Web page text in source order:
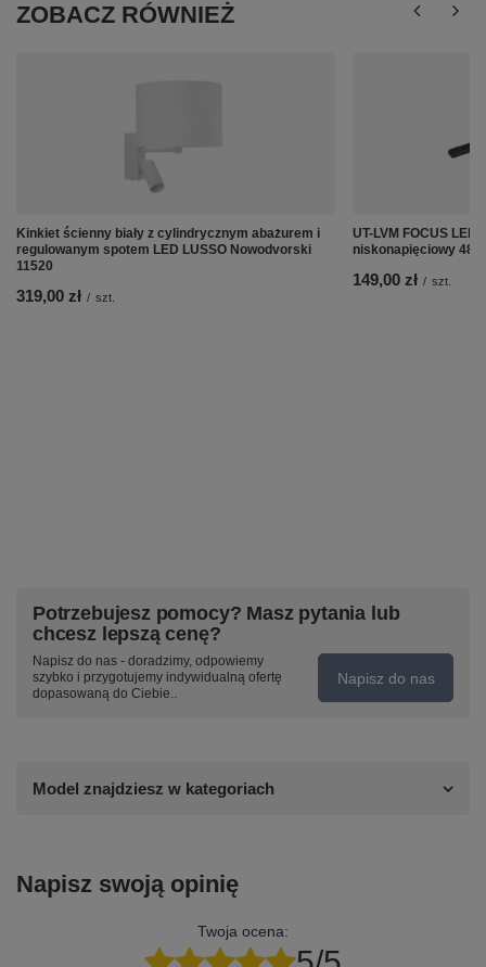
ZOBACZ RÓWNIEŻ
Kinkiet ścienny biały z cylindrycznym abażurem i
regulowanym spotem LED LUSSO Nowodvorski
11520
319,00 zł / szt.
UT-LVM FOCUS
niskonapięciowy 48V
149,00 zł / szt.
Potrzebujesz pomocy? Masz pytania lub
chcesz lepszą cenę?
Napisz do nas - doradzimy, odpowiemy
szybko i przygotujemy indywidualną ofertę
dopasowaną do Ciebie..
Napisz do nas
Model znajdziesz w kategoriach
Napisz swoją opinię
Twoja ocena: